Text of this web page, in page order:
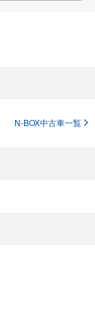
N-BOX中古車一覧